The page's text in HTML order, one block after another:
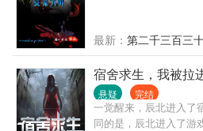
最新： 第二千三百三
宿舍求生，我被拉
悬疑 完结
一觉醒来，辰北进入了
同的是，辰北进入了